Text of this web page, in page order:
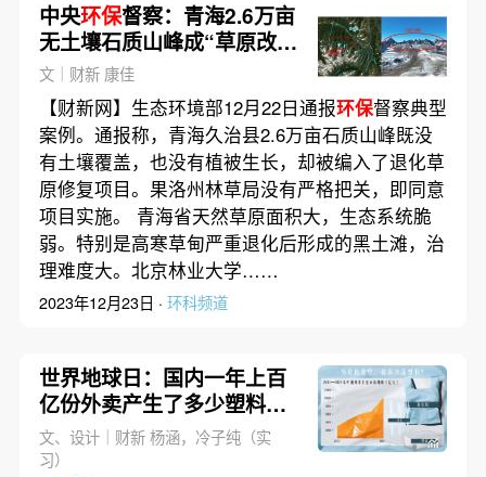
中央环保督察：青海2.6万亩
无土壤石质山峰成“草原改良
地”
文｜财新 康佳
【财新网】生态环境部12月22日通报环保督察典型
案例。通报称，青海久治县2.6万亩石质山峰既没
有土壤覆盖，也没有植被生长，却被编入了退化草
原修复项目。果洛州林草局没有严格把关，即同意
项目实施。 青海省天然草原面积大，生态系统脆
弱。特别是高寒草甸严重退化后形成的黑土滩，治
理难度大。北京林业大学……
2023年12月23日 · 环科频道
世界地球日：国内一年上百
亿份外卖产生了多少塑料垃
圾？｜热议
文、设计｜财新 杨涵，冷子纯（实
习）